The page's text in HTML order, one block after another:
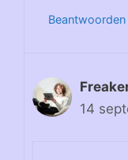
Beantwoorden
14